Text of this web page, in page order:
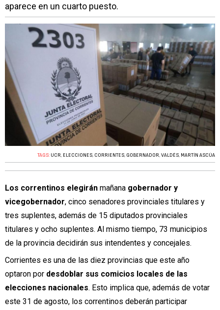
aparece en un cuarto puesto.
TAGS: UCR, ELECCIONES, CORRIENTES, GOBERNADOR,VALDÉS, MARTÍN ASCÚA
Los correntinos elegirán mañana gobernador y
vicegobernador, cinco senadores provinciales titulares y
tres suplentes, además de 15 diputados provinciales
titulares y ocho suplentes. Al mismo tiempo, 73 municipios
de la provincia decidirán sus intendentes y concejales.
Corrientes es una de las diez provincias que este año
optaron por desdoblar sus comicios locales de las
elecciones nacionales. Esto implica que, además de votar
este 31 de agosto, los correntinos deberán participar